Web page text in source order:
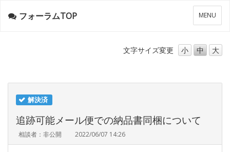
メ
ニ
ー
MENU
フォーラムTOP
文字サイズ変更 小 中 大
解決済
追跡可能メール便での納品書同梱について
相談者：非公開 2022/06/07 14:26